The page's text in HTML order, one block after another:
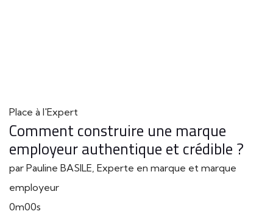
Place à l'Expert
Comment construire une marque
employeur authentique et crédible ?
par Pauline BASILE, Experte en marque et marque
employeur
0m00s